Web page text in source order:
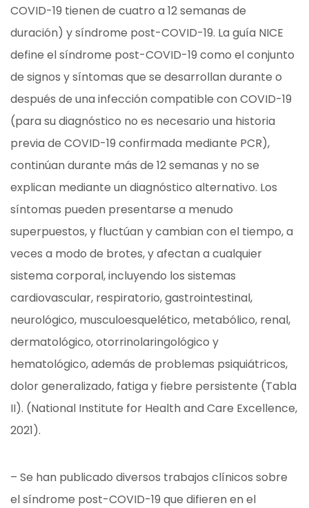
COVID-19 tienen de cuatro a 12 semanas de
duración) y síndrome post-COVID-19. La guía NICE
define el síndrome post-COVID-19 como el conjunto
de signos y síntomas que se desarrollan durante o
después de una infección compatible con COVID-19
(para su diagnóstico no es necesario una historia
previa de COVID-19 confirmada mediante PCR),
continúan durante más de 12 semanas y no se
explican mediante un diagnóstico alternativo. Los
síntomas pueden presentarse a menudo
superpuestos, y fluctúan y cambian con el tiempo, a
veces a modo de brotes, y afectan a cualquier
sistema corporal, incluyendo los sistemas
cardiovascular, respiratorio, gastrointestinal,
neurológico, musculoesquelético, metabólico, renal,
dermatológico, otorrinolaringológico y
hematológico, además de problemas psiquiátricos,
dolor generalizado, fatiga y fiebre persistente (Tabla
II). (National Institute for Health and Care Excellence,
2021).
– Se han publicado diversos trabajos clínicos sobre
el síndrome post-COVID-19 que difieren en el